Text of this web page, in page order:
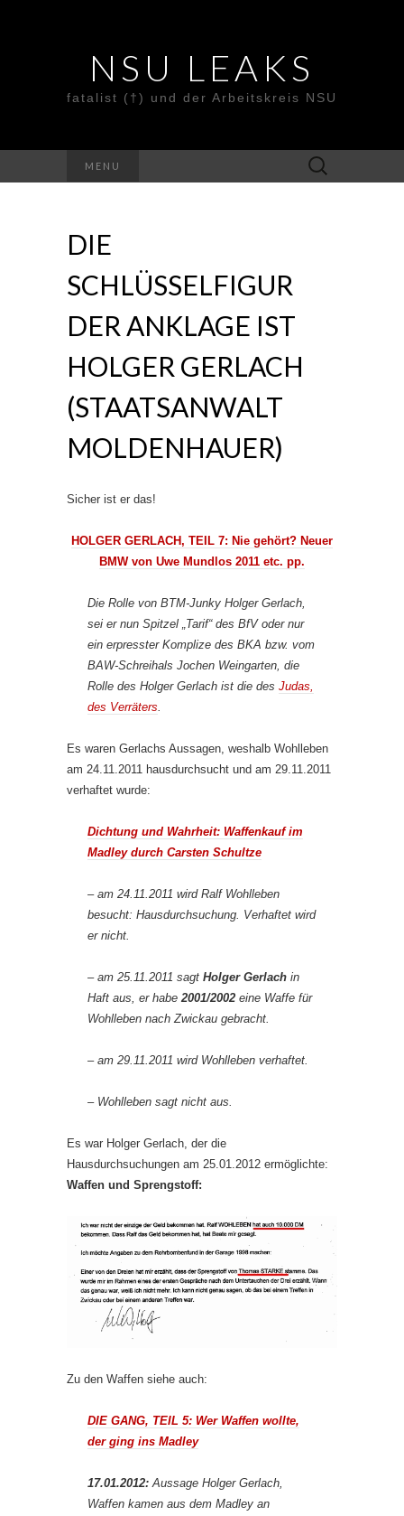
NSU LEAKS
fatalist (†) und der Arbeitskreis NSU
MENU
Suche
nach:
DIE
SCHLÜSSELFIGUR
DER ANKLAGE IST
HOLGER GERLACH
(STAATSANWALT
MOLDENHAUER)
Sicher ist er das!
HOLGER GERLACH, TEIL 7: Nie gehört? Neuer
BMW von Uwe Mundlos 2011 etc. pp.
Die Rolle von BTM-Junky Holger Gerlach,
sei er nun Spitzel „Tarif“ des BfV oder nur
ein erpresster Komplize des BKA bzw. vom
BAW-Schreihals Jochen Weingarten, die
Rolle des Holger Gerlach ist die des Judas,
des Verräters.
Es waren Gerlachs Aussagen, weshalb Wohlleben
am 24.11.2011 hausdurchsucht und am 29.11.2011
verhaftet wurde:
Dichtung und Wahrheit: Waffenkauf im
Madley durch Carsten Schultze
– am 24.11.2011 wird Ralf Wohlleben
besucht: Hausdurchsuchung. Verhaftet wird
er nicht.
– am 25.11.2011 sagt Holger Gerlach in
Haft aus, er habe 2001/2002 eine Waffe für
Wohlleben nach Zwickau gebracht.
– am 29.11.2011 wird Wohlleben verhaftet.
– Wohlleben sagt nicht aus.
Es war Holger Gerlach, der die
Hausdurchsuchungen am 25.01.2012 ermöglichte:
Waffen und Sprengstoff:
Zu den Waffen siehe auch:
DIE GANG, TEIL 5: Wer Waffen wollte,
der ging ins Madley
17.01.2012: Aussage Holger Gerlach,
Waffen kamen aus dem Madley an